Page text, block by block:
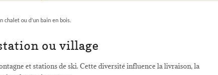
chalet ou d’un bain en bois.
ou village
et stations de ski. Cette diversité influence la livraison, la